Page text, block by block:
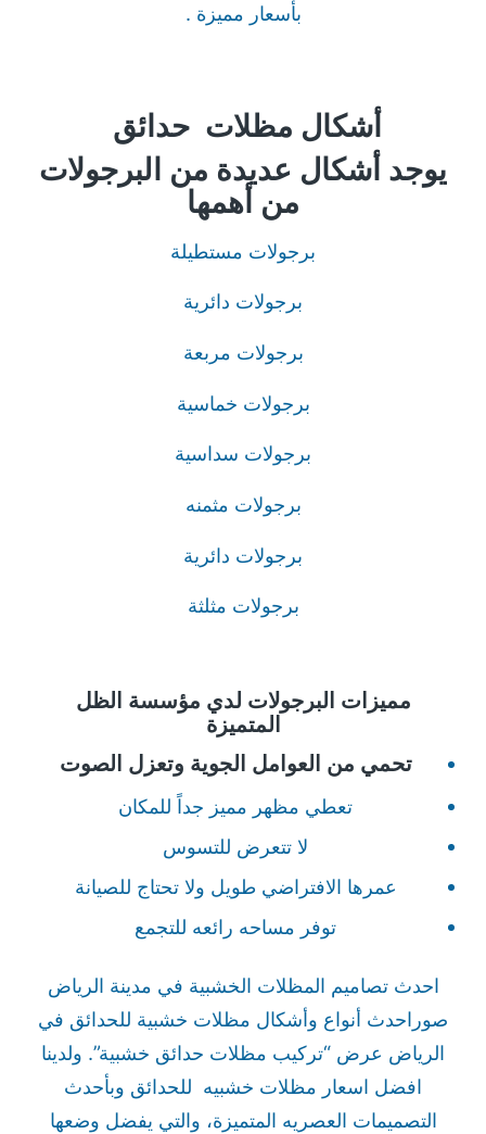
بأسعار مميزة .
أشكال مظلات حدائق
يوجد أشكال عديدة من البرجولات
من أهمها
برجولات مستطيلة
برجولات دائرية
برجولات مربعة
برجولات خماسية
برجولات سداسية
برجولات مثمنه
برجولات دائرية
برجولات مثلثة
مميزات البرجولات لدي مؤسسة الظل
المتميزة
تحمي من العوامل الجوية وتعزل الصوت
تعطي مظهر مميز جداً للمكان
لا تتعرض للتسوس
عمرها الافتراضي طويل ولا تحتاج للصيانة
توفر مساحه رائعه للتجمع
احدث تصاميم المظلات الخشبية في مدينة الرياض
صوراحدث أنواع وأشكال مظلات خشبية للحدائق في
الرياض عرض “تركيب مظلات حدائق خشبية”. ولدينا
افضل اسعار مظلات خشبيه للحدائق وبأحدث
التصميمات العصريه المتميزة، والتي يفضل وضعها